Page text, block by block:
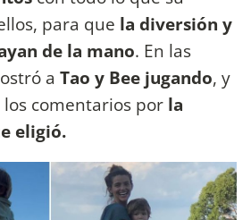
para que la diversión y
de la mano. En las
a Tao y Bee jugando, y
los comentarios por la
eligió.